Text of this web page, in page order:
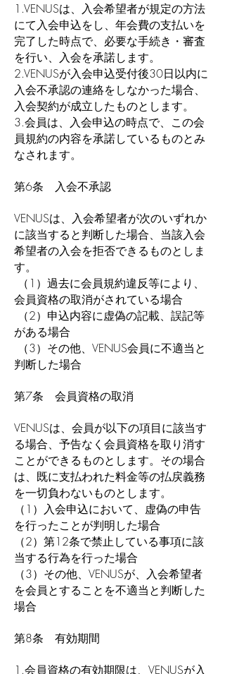
1.VENUSは、入会希望者が規定の方法
にて入会申込をし、年会費の支払いを
完了した時点で、必要な手続き・審査
を行い、入会を承諾します。
2.VENUSが入会申込受付後30日以内に
入会不承認の連絡をしなかった場合、
入会契約が成立したものとします。
3.会員は、入会申込の時点で、この会
員規約の内容を承諾しているものとみ
なされます。
第6条 入会不承認
VENUSは、入会希望者が次のいずれか
に該当すると判断した場合、当該入会
希望者の入会を拒否できるものとしま
す。
（1）過去に会員規約違反等により、
会員資格の取消がされている場合
（2）申込内容に虚偽の記載、誤記等
がある場合
（3）その他、VENUS会員に不適当と
判断した場合
第7条 会員資格の取消
VENUSは、会員が以下の項目に該当す
る場合、予告なく会員資格を取り消す
ことができるものとします。その場合
は、既に支払われた料金等の払戻義務
を一切負わないものとします。
（1）入会申込において、虚偽の申告
を行ったことが判明した場合
（2）第12条で禁止している事項に該
当する行為を行った場合
（3）その他、VENUSが、入会希望者
を会員とすることを不適当と判断した
場合
第8条 有効期間
1.会員資格の有効期限は、VENUSが入